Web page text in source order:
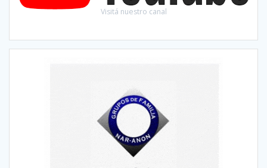
Visitá nuestro canal